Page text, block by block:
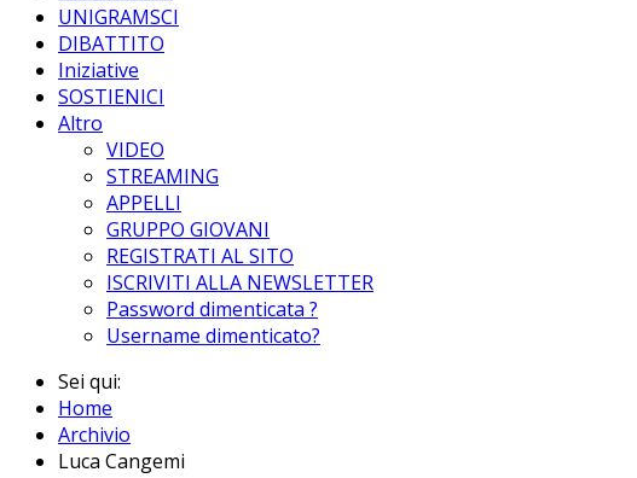
UNIGRAMSCI
DIBATTITO
Iniziative
SOSTIENICI
Altro
VIDEO
STREAMING
APPELLI
GRUPPO GIOVANI
REGISTRATI AL SITO
ISCRIVITI ALLA NEWSLETTER
Password dimenticata ?
Username dimenticato?
Sei qui:
Home
Archivio
Luca Cangemi